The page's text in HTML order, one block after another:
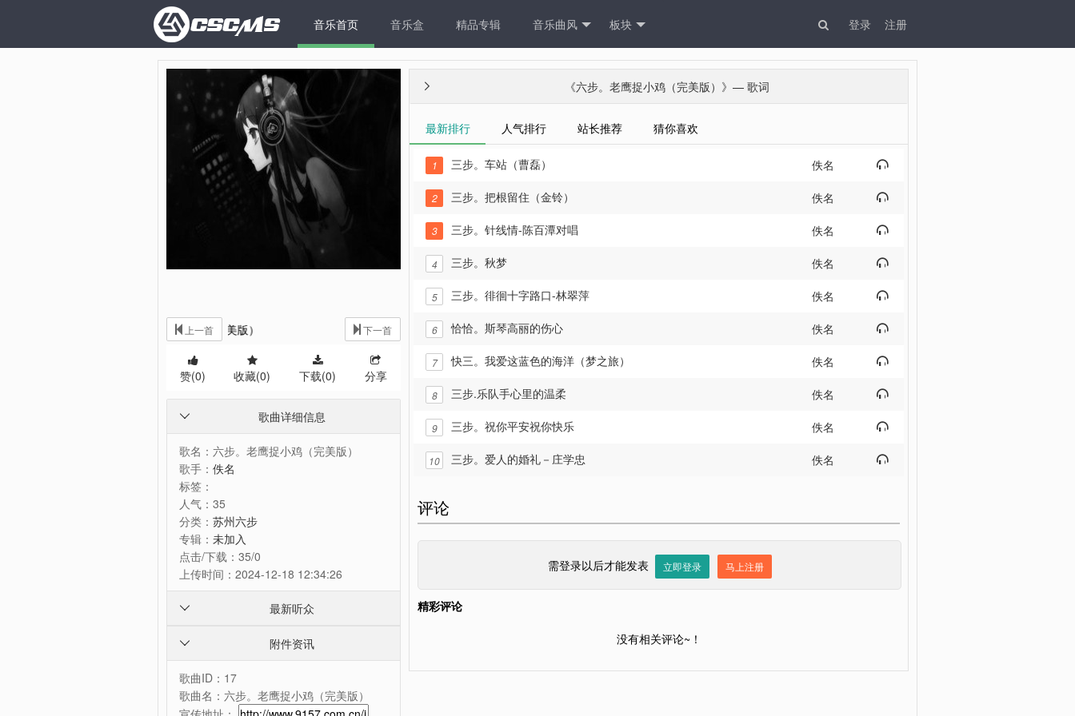
音乐首页 音乐盒 精品专辑 音乐曲风 板块 登录 注册
六步。老鹰捉小鸡（完美版）
上一首 下一首
赞(0) 收藏(0) 下载(0) 分享
歌曲详细信息

歌名： 六步。老鹰捉小鸡（完美版）
歌手： 佚名
标签：
人气： 35
分类： 苏州六步
专辑： 未加入
点击/下载： 35/0
上传时间： 2024-12-18 12:34:26
最新听众

附件资讯

歌曲ID：17
歌曲名：六步。老鹰捉小鸡（完美版）
《六步。老鹰捉小鸡（完美版）》— 歌词

最新排行 人气排行 站长推荐 猜你喜欢
1 三步。车站（曹磊） 佚名 
2 三步。把根留住（金铃） 佚名 
3 三步。针线情-陈百潭对唱 佚名 
4 三步。秋梦 佚名 
5 三步。徘徊十字路口-林翠萍 佚名 
6 恰恰。斯琴高丽的伤心 佚名 
7 快三。我爱这蓝色的海洋（梦之旅） 佚名 
8 三步.乐队手心里的温柔 佚名 
9 三步。祝你平安祝你快乐 佚名 
10 三步。爱人的婚礼－庄学忠 佚名 
评论
需登录以后才能发表 立即登录 马上注册
精彩评论
没有相关评论~！